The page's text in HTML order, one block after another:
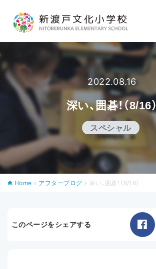
学校紹介
入学案内
2022.08.16
深い、囲碁！（8/16）
スペシャル
Home » アフターブログ »深い、囲碁！（8/16）
このページをシェアする